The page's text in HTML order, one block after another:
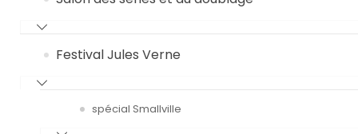
Festival Jules Verne
spécial Smallville